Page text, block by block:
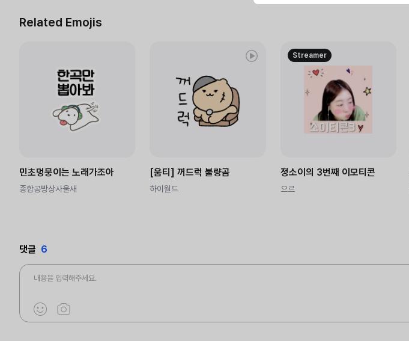
Related Emojis
민초멍뭉이는 노래가조아
종합공방상사울새
[움티] 꺼드럭 불량곰
하이월드
Streamer
정소이의 3번째 이모티콘
으르
댓글 6